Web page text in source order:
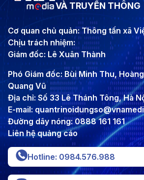
VÀ TRUYỀN THÔNG
Cơ quan chủ quản: Thông tấn xã
Chịu trách nhiệm:
Giám đốc: Lê Xuân Thành
Phó Giám đốc: Bùi Minh Thu,
Quang Vũ
Địa chỉ: Số 33 Lê Thánh Tông, Hà
E-mail:
Đường dây nóng: 0888 161 161
Liên hệ quảng cáo
Hotline: 0984.576.988